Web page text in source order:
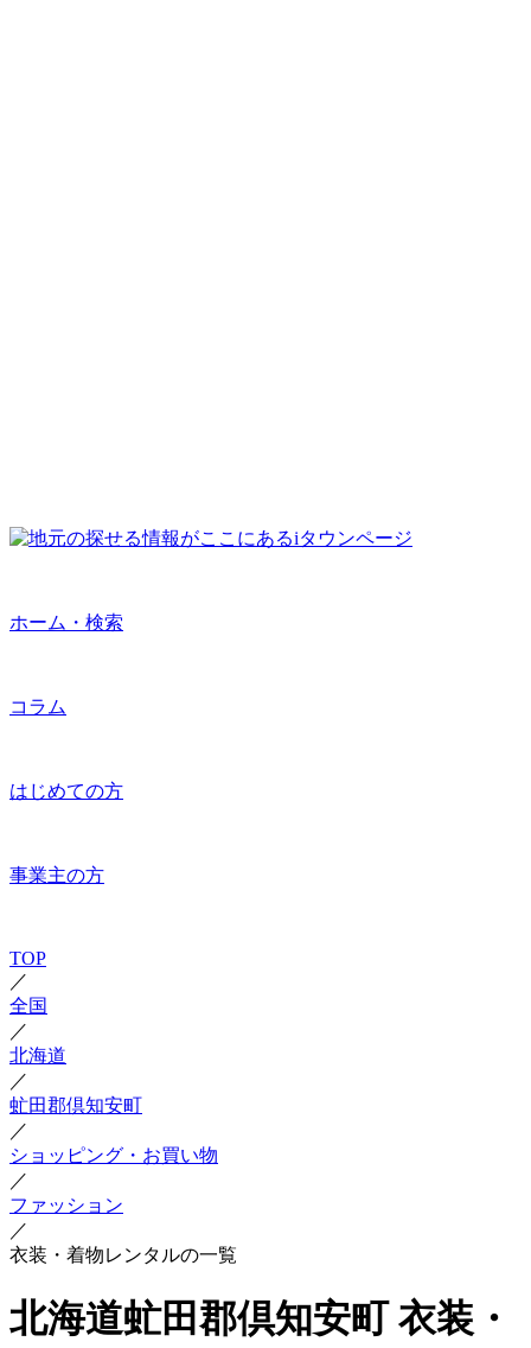
ホーム・検索
コラム
はじめての方
事業主の方
TOP
／
全国
／
北海道
／
虻田郡倶知安町
／
ショッピング・お買い物
／
ファッション
／
衣装・着物レンタルの一覧
北海道虻田郡倶知安町 衣装・